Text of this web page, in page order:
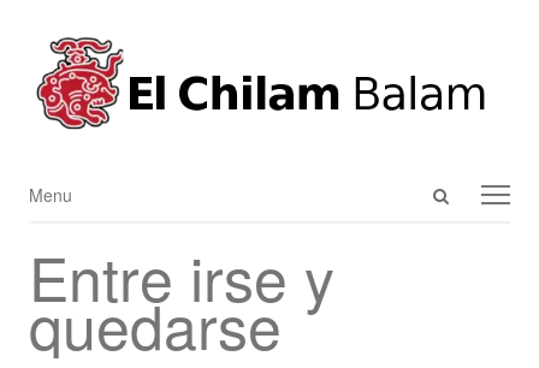
Open
Menu
Menu
Entre irse y
quedarse